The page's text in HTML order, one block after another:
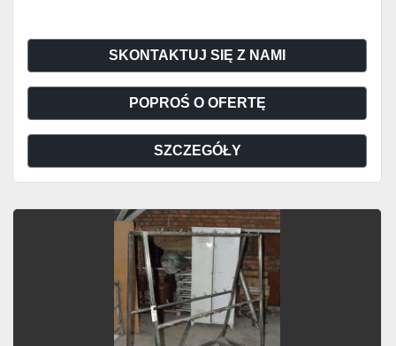
SKONTAKTUJ SIĘ Z NAMI
POPROŚ O OFERTĘ
SZCZEGÓŁY